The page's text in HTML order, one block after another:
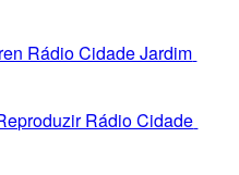
Rádio Cidade Jardim
Rádio Cidade